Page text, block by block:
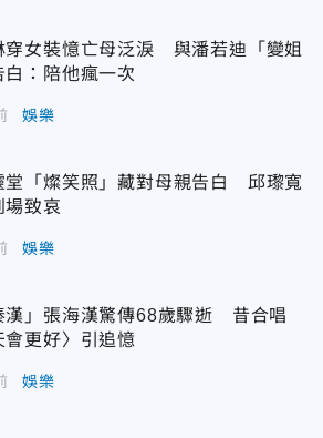
穿女裝憶亡母泛淚 與潘若迪「變姐
白：陪他瘋一次
娛樂
堂「燦笑照」藏對母親告白 邱瓈寬
場致哀
娛樂
漢」張海漢驚傳68歲驟逝 昔合唱
會更好〉引追憶
娛樂